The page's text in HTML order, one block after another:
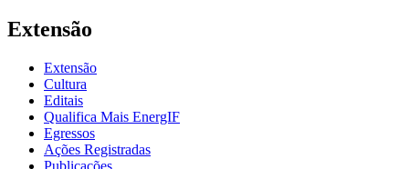
Extensão
Extensão
Cultura
Editais
Qualifica Mais EnergIF
Egressos
Ações Registradas
Publicações